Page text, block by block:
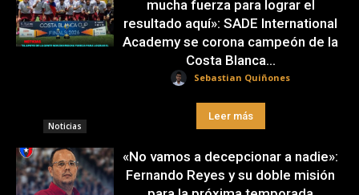
Noticias
mucha fuerza para lograr el
resultado aquí»: SADE International
Academy se corona campeón de la
Costa Blanca...
Sebastian Quiñones
Leer más
«No vamos a decepcionar a nadie»:
Fernando Reyes y su doble misión